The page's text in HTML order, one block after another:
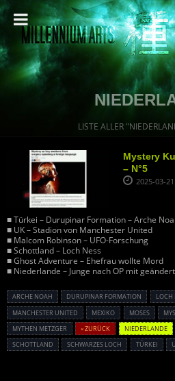
LISTE ALLER
Mystery
– N°5
2025-03-
■ Türkei – Durupinar Formation – Arche
■ UK – Stadion von Manchester United
■ Malcom Robinson – UFO-Forschung
■ Schottland – Loch Ness
■ Ghost Adventure – Ehefrau wollte Mord
■ Niederlande – Junge nach OP mit
ARCHE NOAH DURUPINAR FORMATION LOCH
MANCHESTER UNITED
MEXIKO MOSES
MYTHEN METZGER
« ZURÜCK NIEDERLANDE
SCHOTTLAND
SCHWARZES LOCH TÜRKEI